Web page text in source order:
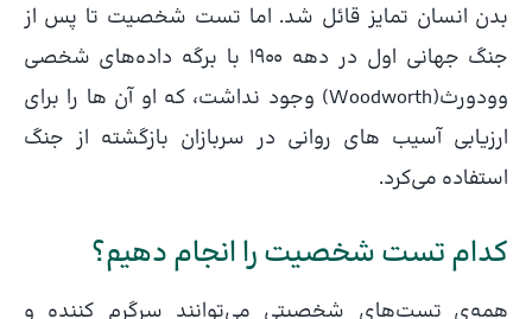
بدن انسان تمایز قائل شد. اما تست شخصیت تا پس از
جنگ جهانی اول در دهه 1900 با برگه داده‌های شخصی
وودورث(Woodworth) وجود نداشت، که او آن ها را برای
ارزیابی آسیب‌ های روانی در سربازان بازگشته از جنگ
استفاده می‌کرد.
کدام تست شخصیت را انجام دهیم؟
همه‌ی تست‌های شخصیتی می‌توانند سرگرم کننده و